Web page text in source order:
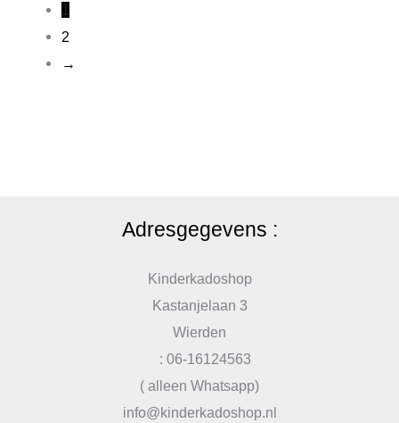
1
2
→
Adresgegevens :
Kinderkadoshop
Kastanjelaan 3
Wierden
: 06-16124563
( alleen Whatsapp)
info@kinderkadoshop.nl